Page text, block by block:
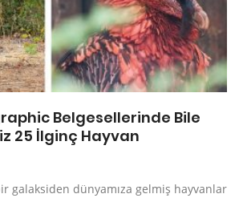
Belgesellerinde Bile
25 İlginç Hayvan
galaksiden dünyamıza gelmiş hayvanlar